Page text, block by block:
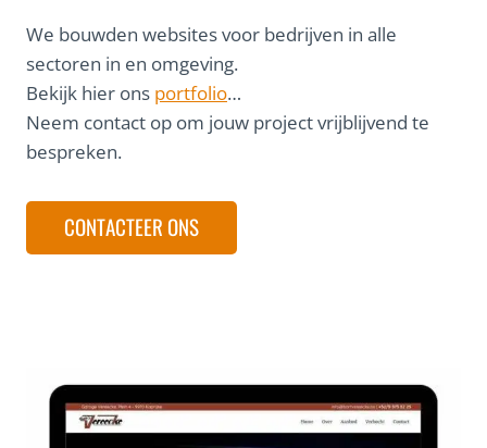
We bouwden websites voor bedrijven in alle
sectoren in en omgeving.
Bekijk hier ons portfolio…
Neem contact op om jouw project vrijblijvend te
bespreken.
CONTACTEER ONS